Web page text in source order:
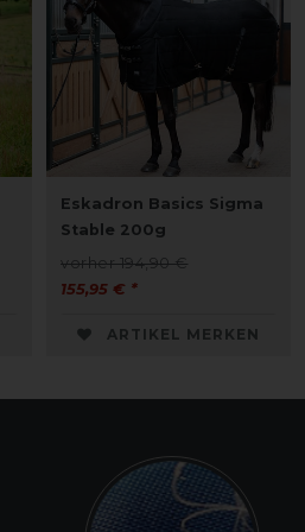
Eskadron Basics Sigma
Stable 200g
vorher 194,90 €
155,95 € *
ARTIKEL MERKEN